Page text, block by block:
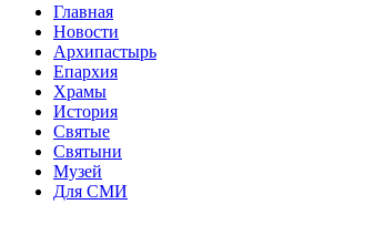
Главная
Новости
Архипастырь
Епархия
Храмы
История
Святые
Святыни
Музей
Для СМИ